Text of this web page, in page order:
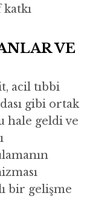
VE
acil tıbbi
gibi ortak
hale geldi ve
bir gelişme